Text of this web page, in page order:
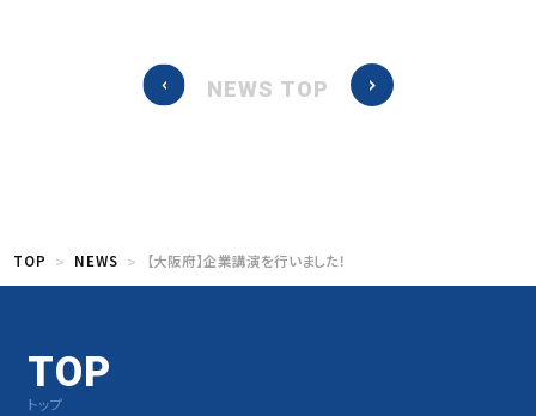
NEWS TOP
TOP NEWS 【大阪府】企業講演を行いました！
TOP
トップ